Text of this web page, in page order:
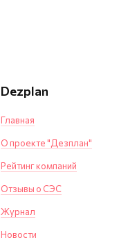
Dezplan
Главная
О проекте "Дезплан"
Рейтинг компаний
Отзывы о СЭС
Журнал
Новости